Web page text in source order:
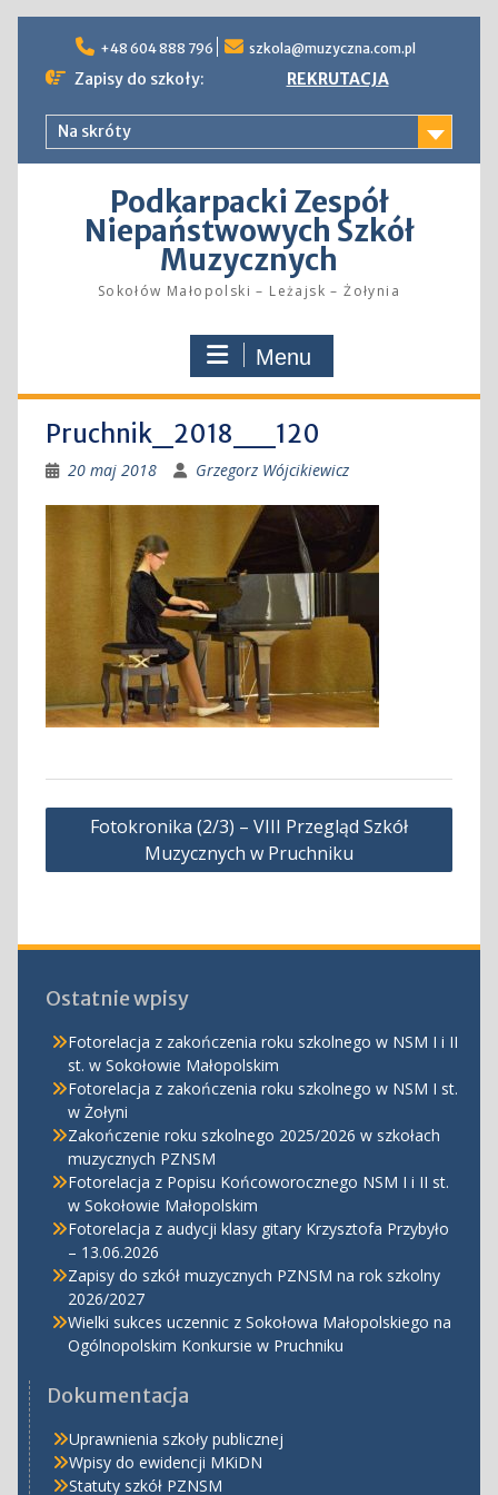
content
+48 604 888 796 szkola@muzyczna.com.pl
Zapisy do szkoły: REKRUTACJA
Na skróty
Podkarpacki Zespół
Niepaństwowych Szkół
Muzycznych
Sokołów Małopolski – Leżajsk – Żołynia
Menu
Pruchnik_2018__120
20 maj 2018 Grzegorz Wójcikiewicz
Nawigacja
Fotokronika (2/3) – VIII Przegląd Szkół
Muzycznych w Pruchniku
Ostatnie wpisy
Fotorelacja z zakończenia roku szkolnego w NSM I i II
st. w Sokołowie Małopolskim
Fotorelacja z zakończenia roku szkolnego w NSM I st.
w Żołyni
Zakończenie roku szkolnego 2025/2026 w szkołach
muzycznych PZNSM
Fotorelacja z Popisu Końcoworocznego NSM I i II st.
w Sokołowie Małopolskim
Fotorelacja z audycji klasy gitary Krzysztofa Przybyło
– 13.06.2026
Zapisy do szkół muzycznych PZNSM na rok szkolny
2026/2027
Wielki sukces uczennic z Sokołowa Małopolskiego na
Ogólnopolskim Konkursie w Pruchniku
Dokumentacja
Uprawnienia szkoły publicznej
Wpisy do ewidencji MKiDN
Statuty szkół PZNSM